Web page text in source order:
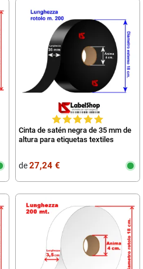
Cinta de satén negra de 35 mm de
altura para etiquetas textiles
de27,24 €